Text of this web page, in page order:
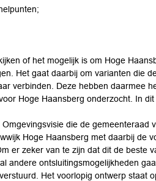
of het mogelijk is om Hoge
Het gaat daarbij om varianten die
verbinden. Deze hebben daarmee
Hoge Haansberg onderzocht. In
die de gemeenteraad
Hoge Haansberg met daarbij de
er zeker van te zijn dat dit de beste
andere ontsluitingsmogelijkheden
Het voorlopig ontwerp staat